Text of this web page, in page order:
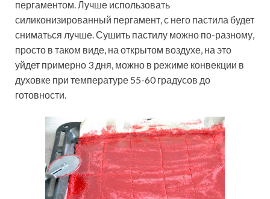
пергаментом. Лучше использовать
силиконизированный пергамент, с него пастила будет
сниматься лучше. Сушить пастилу можно по-разному,
просто в таком виде, на открытом воздухе, на это
уйдет примерно 3 дня, можно в режиме конвекции в
духовке при температуре 55-60 градусов до
готовности.